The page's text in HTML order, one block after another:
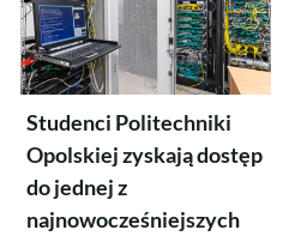
Studenci Politechniki
Opolskiej zyskają dostęp
do jednej z
najnowocześniejszych